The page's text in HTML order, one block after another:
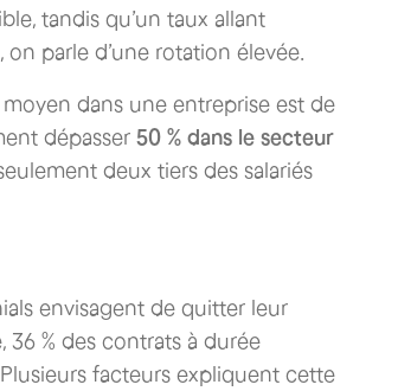
tandis qu’un taux allant
on parle d’une rotation élevée.
moyen dans une entreprise est de
dépasser 50 % dans le secteur
deux tiers des salariés
envisagent de quitter leur
% des contrats à durée
facteurs expliquent cette